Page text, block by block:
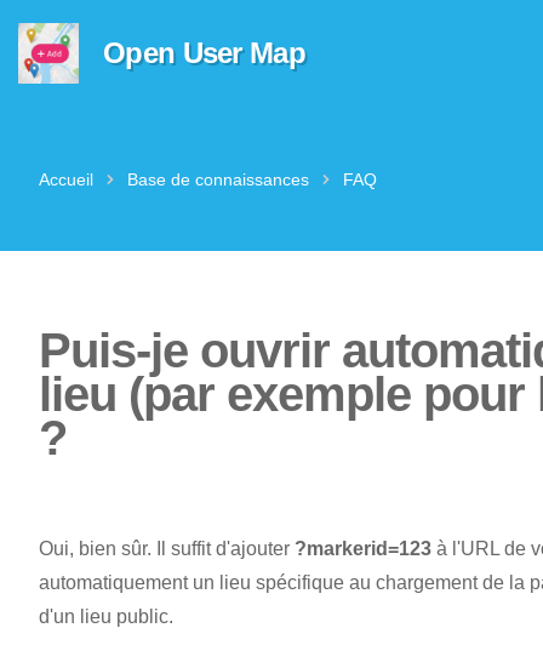
Open User Map
Accueil Base de connaissances FAQ
Puis-je ouvrir
lieu (par exemple pour
?
Oui, bien sûr. Il suffit d'ajouter ?markerid=123 à l'URL de
automatiquement un lieu spécifique au chargement de la
d'un lieu public.